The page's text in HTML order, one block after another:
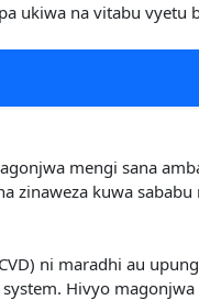
ukiwa na vitabu vyetu
mengi sana
zinaweza kuwa
ni maradhi au
Hivyo